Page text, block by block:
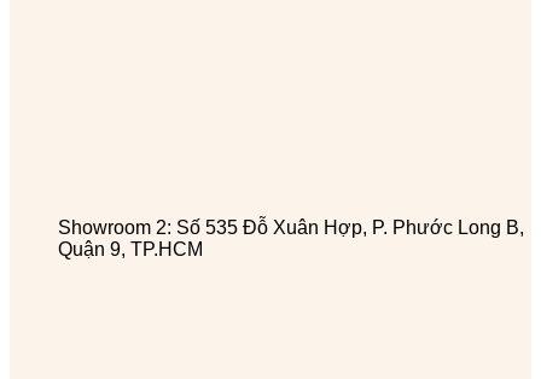
Showroom 2: Số 535 Đỗ Xuân Hợp, P. Phước Long B,
Quận 9, TP.HCM